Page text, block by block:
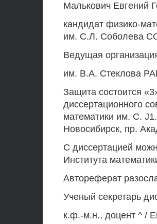
Малькович Евгений
кандидат физико-
им. С.Л. Соболева
Ведущая
им. В.А. Стеклова
Защита состоится
диссертационного
математики им. С.
Новосибирск, пр.
С диссертацией
Института
Автореферат
Ученый секретарь
к.ф.-м.н., доцент ^ /